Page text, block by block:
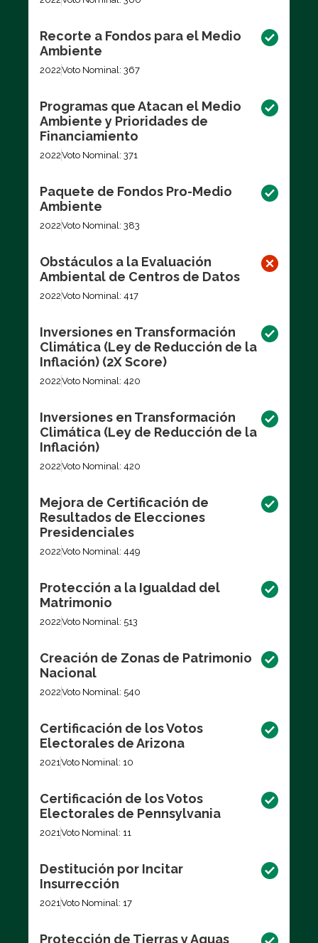
Recorte a Fondos para el Medio
Ambiente
2022Voto Nominal: 367
Programas que Atacan el Medio
Ambiente y Prioridades de
Financiamiento
2022Voto Nominal: 371
Paquete de Fondos Pro-Medio
Ambiente
2022Voto Nominal: 383
Obstáculos a la Evaluación
Ambiental de Centros de Datos
2022Voto Nominal: 417
Inversiones en Transformación
Climática (Ley de Reducción de la
Inflación) (2X Score)
2022Voto Nominal: 420
Inversiones en Transformación
Climática (Ley de Reducción de la
Inflación)
2022Voto Nominal: 420
Mejora de Certificación de
Resultados de Elecciones
Presidenciales
2022Voto Nominal: 449
Protección a la Igualdad del
Matrimonio
2022Voto Nominal: 513
Creación de Zonas de Patrimonio
Nacional
2022Voto Nominal: 540
Certificación de los Votos
Electorales de Arizona
2021Voto Nominal: 10
Certificación de los Votos
Electorales de Pennsylvania
2021Voto Nominal: 11
Destitución por Incitar
Insurrección
2021Voto Nominal: 17
Protección de Tierras y Aguas